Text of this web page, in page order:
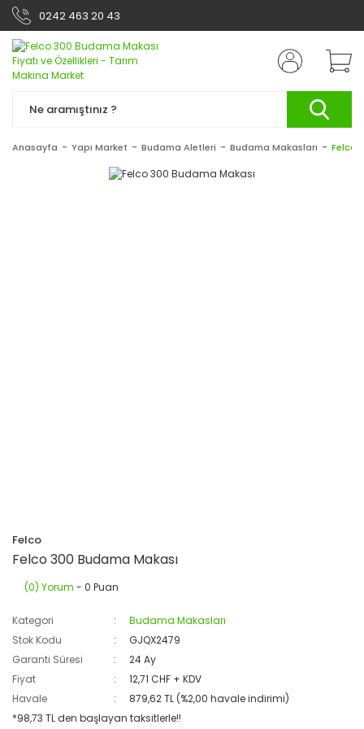
0242 463 20 43
Anasayfa Yapı Market Budama Aletleri Budama Makasları Felco
Felco
Felco 300 Budama Makası
(0) Yorum - 0 Puan
Kategori
Budama Makasları
Stok Kodu
GJQX2479
Garanti Süresi
24 Ay
Fiyat
12,71 CHF + KDV
Havale
879,62 TL (%2,00 havale indirimi)
*98,73 TL den başlayan taksitlerle!!